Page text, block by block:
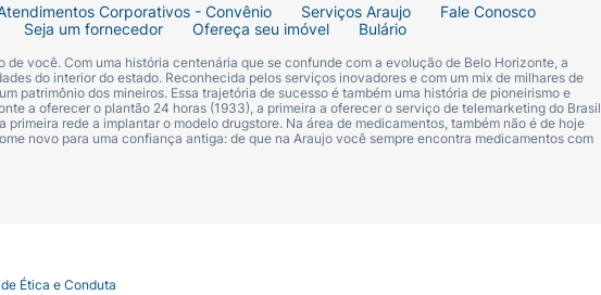
Corporativos - Convênio Serviços Araujo
Fale Conosco
Seja um fornecedor Ofereça seu imóvel Bulário
você. Com uma história centenária que se confunde com a evolução de Belo Horizonte, a
do interior do estado. Reconhecida pelos serviços inovadores e com um mix de milhares de
patrimônio dos mineiros. Essa trajetória de sucesso é também uma história de pioneirismo e
a oferecer o plantão 24 horas (1933), a primeira a oferecer o serviço de telemarketing do Brasil
rede a implantar o modelo drugstore. Na área de medicamentos, também não é de hoje
novo para uma confiança antiga: de que na Araujo você sempre encontra medicamentos com
Ética e Conduta